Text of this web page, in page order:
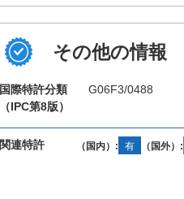
その他の情報
国際特許分類
（IPC第8版）
G06F3/0488
関連特許 （国内）: 有 （国外）: